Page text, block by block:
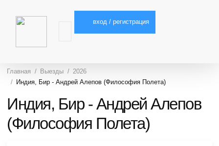
вход / регистрация
Главная Выезды
2026
Индия, Бир - Андрей Алепов (Философия Полета)
Индия, Бир - Андрей Алепов
(Философия Полета)